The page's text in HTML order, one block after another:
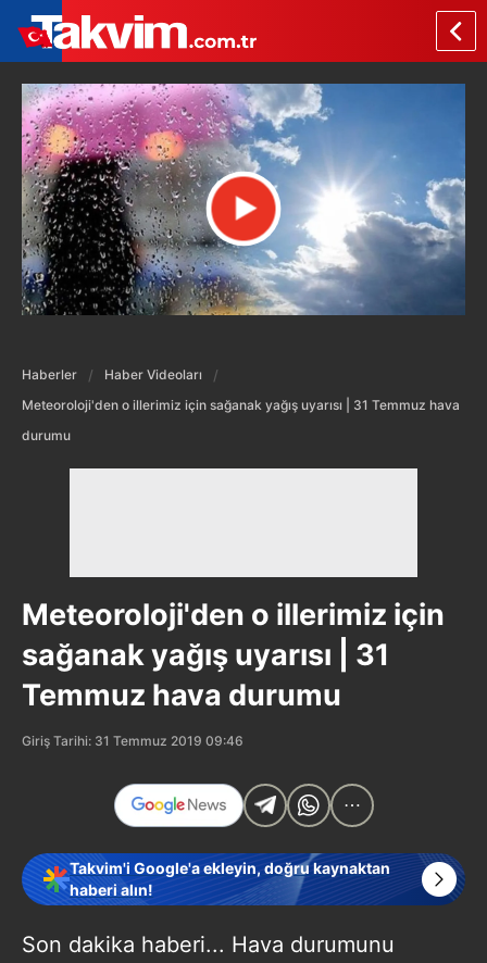
Haberler
Haber Videoları
Meteoroloji'den o illerimiz için sağanak yağış uyarısı | 31 Temmuz hava
durumu
Meteoroloji'den o illerimiz için
sağanak yağış uyarısı | 31
Temmuz hava durumu
Giriş Tarihi: 31 Temmuz 2019 09:46
Takvim'i Google'a ekleyin, doğru kaynaktan
haberi alın!
Son dakika haberi... Hava durumunu